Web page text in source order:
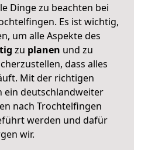
Dinge zu beachten bei
Es ist wichtig,
um alle Aspekte des
zu planen und zu
dass alles
Mit der richtigen
ein deutschlandweiter
nach Trochtelfingen
werden und dafür
wir.